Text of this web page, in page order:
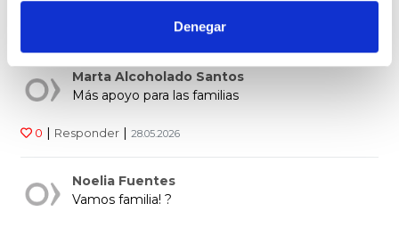
Denegar
personas han valorado
Marta Alcoholado Santos
Más apoyo para las familias
0 | Responder | 28.05.2026
Noelia Fuentes
Vamos familia! ?